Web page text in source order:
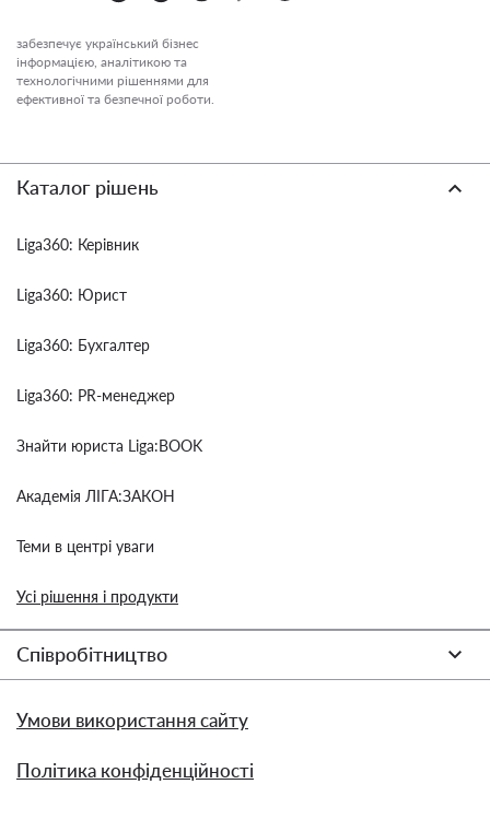
забезпечує український бізнес
інформацією, аналітикою та
технологічними рішеннями для
ефективної та безпечної роботи.
Каталог рішень
Liga360: Керівник
Liga360: Юрист
Liga360: Бухгалтер
Liga360: PR-менеджер
Знайти юриста Liga:BOOK
Академія ЛІГА:ЗАКОН
Теми в центрі уваги
Усі рішення і продукти
Співробітництво
Умови використання сайту
Політика конфіденційності